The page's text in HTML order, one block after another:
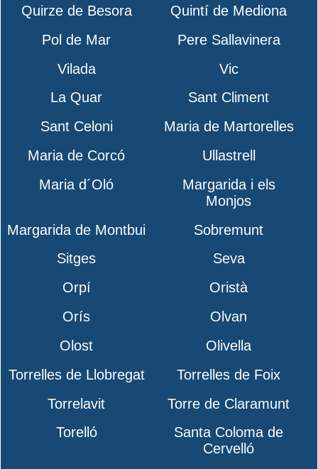
Quirze de Besora
Quintí de Mediona
Pol de Mar
Pere Sallavinera
Vilada
Vic
La Quar
Sant Climent
Sant Celoni
Maria de Martorelles
Maria de Corcó
Ullastrell
Maria d´Oló
Margarida i els
Monjos
Margarida de Montbui
Sobremunt
Sitges
Seva
Orpí
Oristà
Orís
Olvan
Olost
Olivella
Torrelles de Llobregat
Torrelles de Foix
Torrelavit
Torre de Claramunt
Torelló
Santa Coloma de
Cervelló